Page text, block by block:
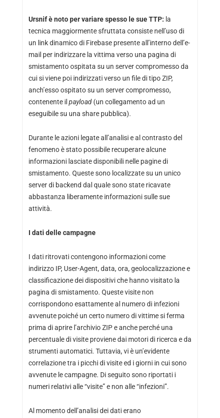
Ursnif è noto per variare spesso le sue TTP: la
tecnica maggiormente sfruttata consiste nell’uso di
un link dinamico di Firebase presente all’interno dell’e-
mail per indirizzare la vittima verso una pagina di
smistamento ospitata su un server compromesso da
cui si viene poi indirizzati verso un file di tipo ZIP,
anch’esso ospitato su un server compromesso,
contenente il payload (un collegamento ad un
eseguibile su una share pubblica).
Durante le azioni legate all’analisi e al contrasto del
fenomeno è stato possibile recuperare alcune
informazioni lasciate disponibili nelle pagine di
smistamento. Queste sono localizzate su un unico
server di backend dal quale sono state ricavate
abbastanza liberamente informazioni sulle sue
attività.
I dati delle campagne
I dati ritrovati contengono informazioni come
indirizzo IP, User-Agent, data, ora, geolocalizzazione e
classificazione dei dispositivi che hanno visitato la
pagina di smistamento. Queste visite non
corrispondono esattamente al numero di infezioni
avvenute poiché un certo numero di vittime si ferma
prima di aprire l’archivio ZIP e anche perché una
percentuale di visite proviene dai motori di ricerca e da
strumenti automatici. Tuttavia, vi è un’evidente
correlazione tra i picchi di visite ed i giorni in cui sono
avvenute le campagne. Di seguito sono riportati i
numeri relativi alle “visite” e non alle “infezioni”.
Al momento dell’analisi dei dati erano